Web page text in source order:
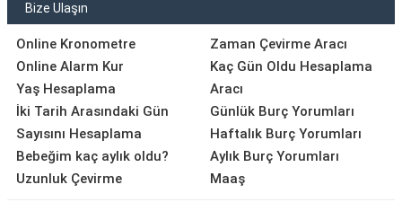
Bize Ulaşın
Online Kronometre
Online Alarm Kur
Yaş Hesaplama
İki Tarih Arasındaki Gün
Sayısını Hesaplama
Bebeğim kaç aylık oldu?
Uzunluk Çevirme
Zaman Çevirme Aracı
Kaç Gün Oldu Hesaplama
Aracı
Günlük Burç Yorumları
Haftalık Burç Yorumları
Aylık Burç Yorumları
Maaş